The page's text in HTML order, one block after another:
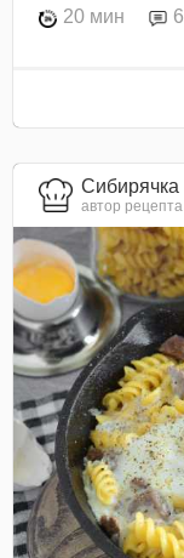
20 мин 6
Сибирячка
автор рецепта